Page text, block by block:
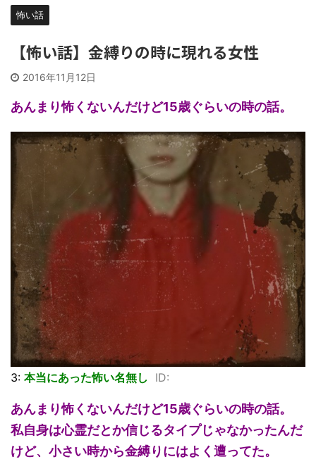
怖い話
【怖い話】金縛りの時に現れる女性
2016年11月12日
あんまり怖くないんだけど15歳ぐらいの時の話。
3: 本当にあった怖い名無し ID:
あんまり怖くないんだけど15歳ぐらいの時の話。
私自身は心霊だとか信じるタイプじゃなかったんだ
けど、小さい時から金縛りにはよく遭ってた。